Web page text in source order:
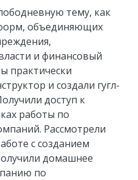
тему, как
объединяющих
и финансовый
практически
и создали гугл-
доступ к
работы по
Рассмотрели
с созданием
домашнее
по